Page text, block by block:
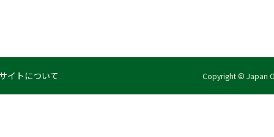
イトについて Copyright © Japan